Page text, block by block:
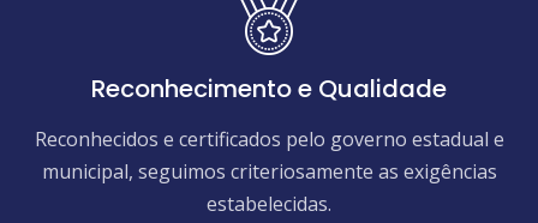
Reconhecimento e Qualidade
Reconhecidos e certificados pelo governo estadual e
municipal, seguimos criteriosamente as exigências
estabelecidas.